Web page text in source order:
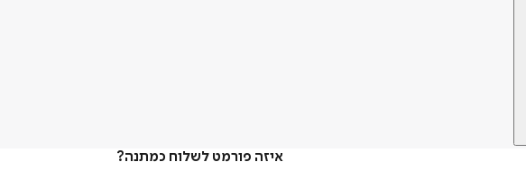
איזה פורמט לשלוח כמתנה?